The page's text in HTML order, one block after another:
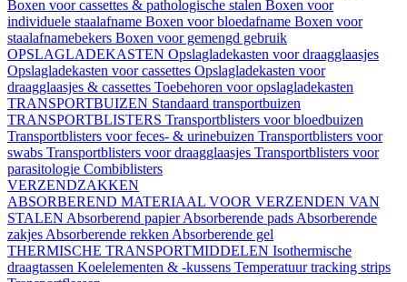
Boxen voor cassettes & pathologische stalen Boxen voor
individuele staalafname Boxen voor bloedafname Boxen voor
staalafnamebekers Boxen voor gemengd gebruik
OPSLAGLADEKASTEN Opslagladekasten voor draagglaasjes
Opslagladekasten voor cassettes Opslagladekasten voor
draagglaasjes & cassettes Toebehoren voor opslagladekasten
TRANSPORTBUIZEN Standaard transportbuizen
TRANSPORTBLISTERS Transportblisters voor bloedbuizen
Transportblisters voor feces- & urinebuizen Transportblisters voor
swabs Transportblisters voor draagglaasjes Transportblisters voor
parasitologie Combiblisters
VERZENDZAKKEN
ABSORBEREND MATERIAAL VOOR VERZENDEN VAN
STALEN Absorberend papierAbsorberende pads Absorberende
zakjes Absorberende rekken Absorberende gel
THERMISCHE TRANSPORTMIDDELEN Isothermische
draagtassen Koelelementen & -kussens Temperatuur tracking strips